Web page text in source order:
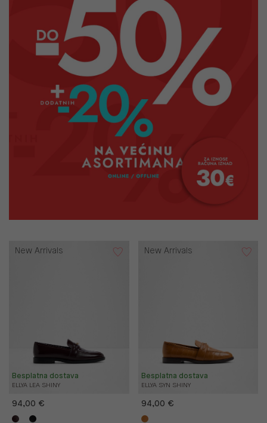
ELLYA LEA SHINY
Besplatna dostava
New Arrivals
94,00 €
ELLYA SYN SHINY
Besplatna dostava
New Arrivals
94,00 €